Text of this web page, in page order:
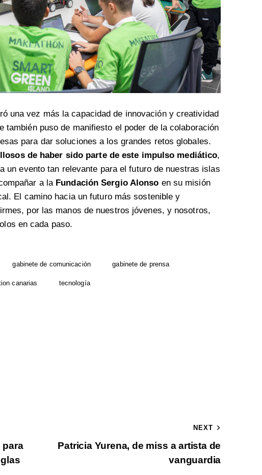
una vez más la capacidad de innovación y creatividad
también puso de manifiesto el poder de la colaboración
para dar soluciones a los grandes retos globales.
de haber sido parte de este impulso mediático,
un evento tan relevante para el futuro de nuestras islas
a la Fundación Sergio Alonso en su misión
El camino hacia un futuro más sostenible y
por las manos de nuestros jóvenes, y nosotros,
en cada paso.
gabinete de comunicación gabinete de prensa
canarias tecnología
para
NEXT
Patricia Yurena, de miss a artista de
vanguardia